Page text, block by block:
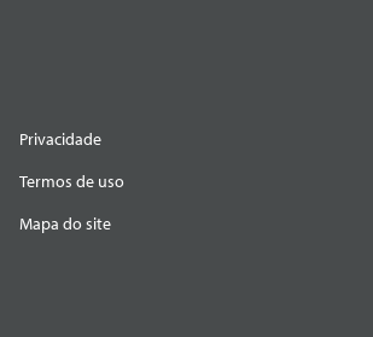
Privacidade
Termos de uso
Mapa do site